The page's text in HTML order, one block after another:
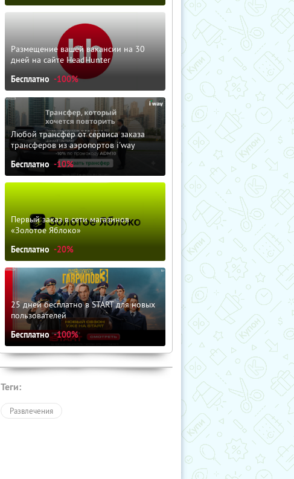
Размещение вашей вакансии на 30
дней на сайте HeadHunter
Бесплатно -100%
Любой трансфер от сервиса заказа
трансферов из аэропортов i'way
Бесплатно -10%
Первый заказ в сети магазинов
«Золотое Яблоко»
Бесплатно -20%
25 дней бесплатно в START для новых
пользователей
Бесплатно -100%
Теги:
Развлечения